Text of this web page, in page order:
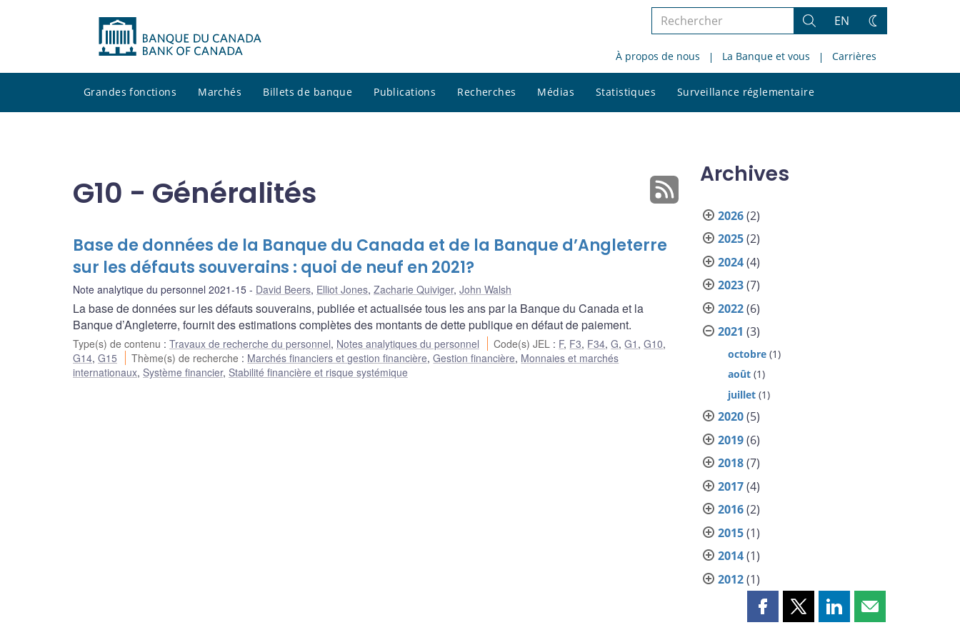
Rechercher
le
site
Rechercher
EN
Changez
thème
À propos de nous La Banque et vous Carrières
Grandes fonctions Marchés Billets de banque Publications Recherches Médias Statistiques Surveillance réglementaire
le
G10 - Généralités
Base de données de la Banque du Canada et de la Banque d’Angleterre
sur les défauts souverains : quoi de neuf en 2021?
Note analytique du personnel 2021-15 David Beers, Elliot Jones, Zacharie Quiviger, John Walsh
La base de données sur les défauts souverains, publiée et actualisée tous les ans par la Banque du Canada et la
Banque d’Angleterre, fournit des estimations complètes des montants de dette publique en défaut de paiement.
Type(s) de contenu : Travaux de recherche du personnel, Notes analytiques du personnel Code(s) JEL : F, F3, F34,G,G1 ,G10,
G14, G15 Thème(s) de recherche : Marchés financiers et gestion financière,Gestion financière, Monnaies et marchés
internationaux, Système financier, Stabilité financière et risque systémique
Archives
2026(2)
2025(2)
2024(4)
2023(7)
2022(6)
2021 (3)
octobre (1)
août (1)
juillet (1)
2020(5)
2019(6)
2018(7)
2017(4)
2016(2)
2015(1)
2014(1)
2012(1)
PartagerPartagerPartagerPartager